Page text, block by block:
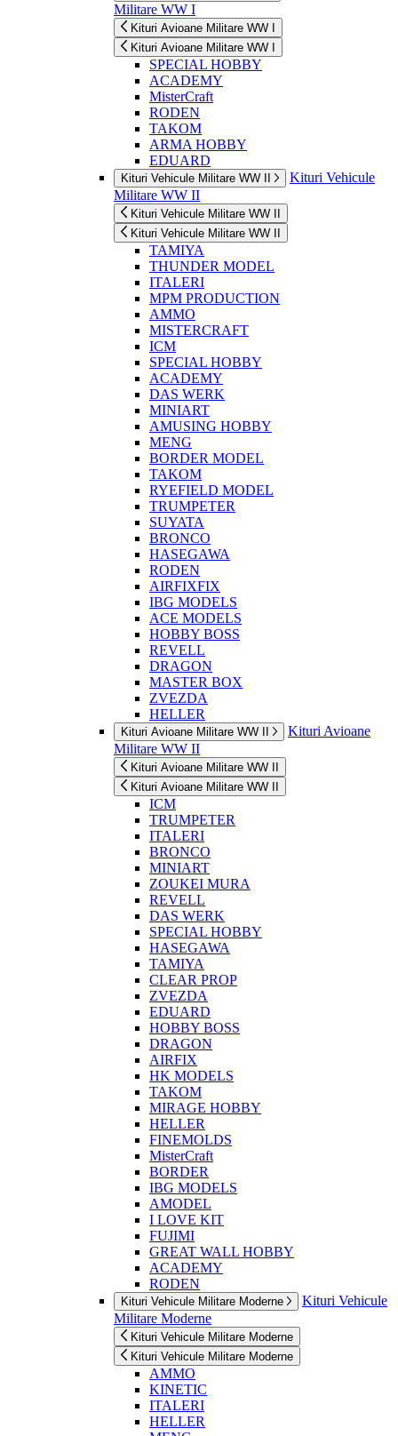
Militare WW I
Kituri Avioane Militare WW I
Kituri Avioane Militare WW I
SPECIAL HOBBY
ACADEMY
MisterCraft
RODEN
TAKOM
ARMA HOBBY
EDUARD
Kituri Vehicule Militare WW II
Kituri Vehicule
Militare WW II
Kituri Vehicule Militare WW II
Kituri Vehicule Militare WW II
TAMIYA
THUNDER MODEL
ITALERI
MPM PRODUCTION
AMMO
MISTERCRAFT
ICM
SPECIAL HOBBY
ACADEMY
DAS WERK
MINIART
AMUSING HOBBY
MENG
BORDER MODEL
TAKOM
RYEFIELD MODEL
TRUMPETER
SUYATA
BRONCO
HASEGAWA
RODEN
AIRFIXFIX
IBG MODELS
ACE MODELS
HOBBY BOSS
REVELL
DRAGON
MASTER BOX
ZVEZDA
HELLER
Kituri Avioane Militare WW II
Kituri Avioane
Militare WW II
Kituri Avioane Militare WW II
Kituri Avioane Militare WW II
ICM
TRUMPETER
ITALERI
BRONCO
MINIART
ZOUKEI MURA
REVELL
DAS WERK
SPECIAL HOBBY
HASEGAWA
TAMIYA
CLEAR PROP
ZVEZDA
EDUARD
HOBBY BOSS
DRAGON
AIRFIX
HK MODELS
TAKOM
MIRAGE HOBBY
HELLER
FINEMOLDS
MisterCraft
BORDER
IBG MODELS
AMODEL
I LOVE KIT
FUJIMI
GREAT WALL HOBBY
ACADEMY
RODEN
Kituri Vehicule Militare Moderne
Kituri Vehicule
Militare Moderne
Kituri Vehicule Militare Moderne
Kituri Vehicule Militare Moderne
AMMO
KINETIC
ITALERI
HELLER